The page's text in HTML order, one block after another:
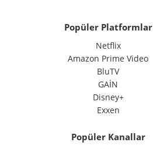
Popüler Platformlar
Netflix
Amazon Prime Video
BluTV
GAİN
Disney+
Exxen
Popüler Kanallar